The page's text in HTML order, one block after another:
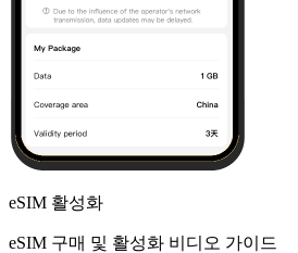
eSIM 활성화
eSIM 구매 및 활성화 비디오 가이드